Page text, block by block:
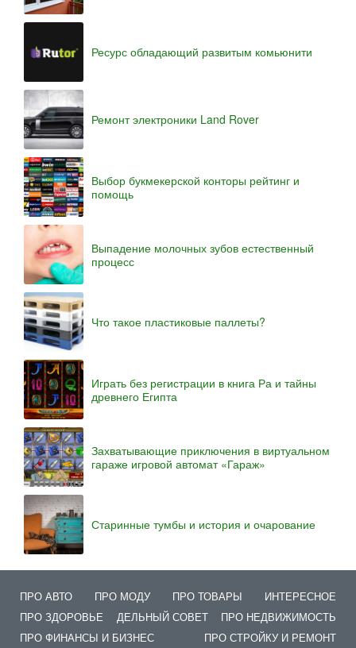
Ресурс обладающий развитым комьюнити
Ремонт электроники Land Rover
Выбор букмекерской конторы рейтинг и
помощь
Выпадение молочных зубов естественный
процесс
Что такое пластиковые паллеты?
Играть без регистрации в книга Ра и тайны
древнего Египта
Захватывающие приключения в виртуальном
гараже игровой автомат «Гараж»
Старинные тумбы и история и очарование
ПРО АВТО ПРО МОДУ ПРО ТОВАРЫ
ИНТЕРЕСНОЕ
ПРО ЗДОРОВЬЕ
ДЕЛЬНЫЙ СОВЕТ
ПРО НЕДВИЖИМОСТЬ
ПРО ФИНАНСЫ И БИЗНЕС
ПРО СТРОЙКУ И РЕМОНТ